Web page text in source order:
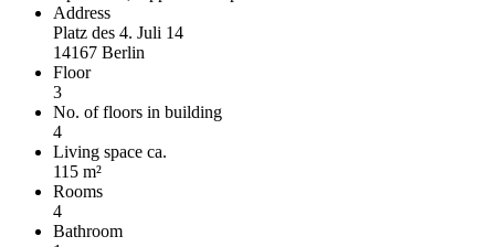
Address
Platz des 4. Juli 14
14167 Berlin
Floor
3
No. of floors in building
4
Living space ca.
115 m²
Rooms
4
Bathroom